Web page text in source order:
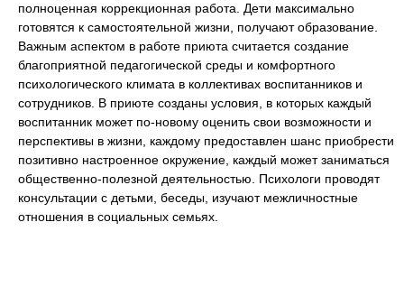
полноценная коррекционная работа. Дети максимально
готовятся к самостоятельной жизни, получают образование.
Важным аспектом в работе приюта считается создание
благоприятной педагогической среды и комфортного
психологического климата в коллективах воспитанников и
сотрудников. В приюте созданы условия, в которых каждый
воспитанник может по-новому оценить свои возможности и
перспективы в жизни, каждому предоставлен шанс приобрести
позитивно настроенное окружение, каждый может заниматься
общественно-полезной деятельностью. Психологи проводят
консультации с детьми, беседы, изучают межличностные
отношения в социальных семьях.